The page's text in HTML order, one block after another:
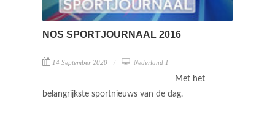
NOS SPORTJOURNAAL 2016
14 September 2020 Nederland 1
Met het
belangrijkste sportnieuws van de dag.